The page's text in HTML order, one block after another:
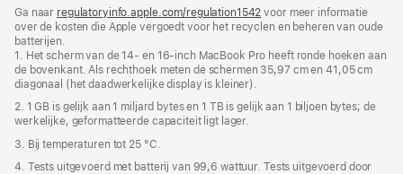
Ga naar regulatoryinfo.apple.com/regulation1542 (wordt
in
venster
geopend)
voor meer informatie
over de kosten die Apple vergoedt voor het recyclen en beheren van oude
batterijen.
1. Het scherm van de 14‑ en 16-inch MacBook Pro heeft ronde hoeken aan
de bovenkant. Als rechthoek meten de schermen 35,97 cm en 41,05 cm
diagonaal (het daadwerkelijke display is kleiner).
2. 1 GB is gelijk aan 1 miljard bytes en 1 TB is gelijk aan 1 biljoen bytes; de
werkelijke, geformatteerde capaciteit ligt lager.
3. Bij temperaturen tot 25 °C.
4. Tests uitgevoerd met batterij van 99,6 wattuur. Tests uitgevoerd door